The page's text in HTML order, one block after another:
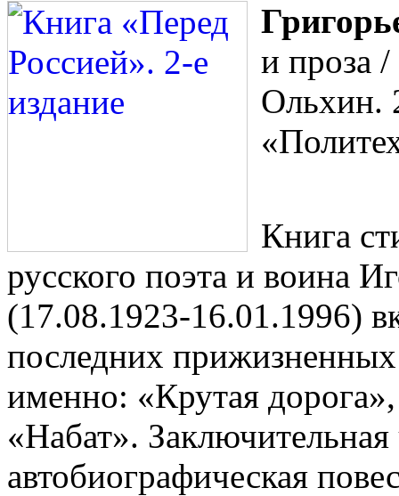
и проза /
Ольхин.
Книга
русского поэта и воина
(17.08.1923-16.01.1996)
последних
именно: «Крутая
«Набат».
автобиографическая